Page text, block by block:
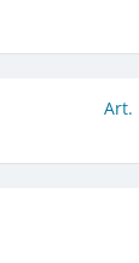
Art.